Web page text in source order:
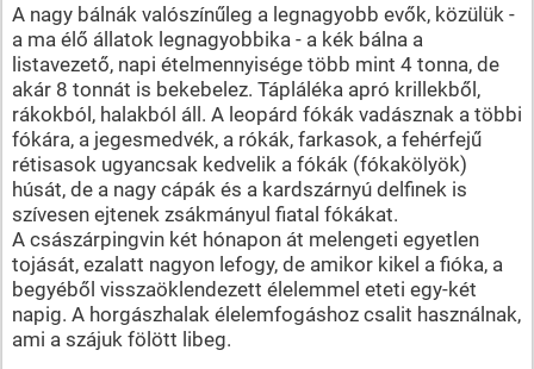
A nagy bálnák valószínűleg a legnagyobb evők, közülük -
a ma élő állatok legnagyobbika - a kék bálna a
listavezető, napi ételmennyisége több mint 4 tonna, de
akár 8 tonnát is bekebelez. Tápláléka apró krillekből,
rákokból, halakból áll. A leopárd fókák vadásznak a többi
fókára, a jegesmedvék, a rókák, farkasok, a fehérfejű
rétisasok ugyancsak kedvelik a fókák (fókakölyök)
húsát, de a nagy cápák és a kardszárnyú delfinek is
szívesen ejtenek zsákmányul fiatal fókákat.
A császárpingvin két hónapon át melengeti egyetlen
tojását, ezalatt nagyon lefogy, de amikor kikel a fióka, a
begyéből visszaöklendezett élelemmel eteti egy-két
napig. A horgászhalak élelemfogáshoz csalit használnak,
ami a szájuk fölött libeg.